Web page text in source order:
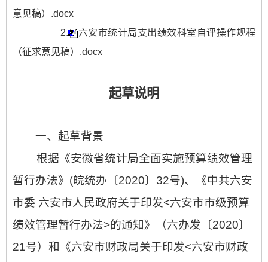
意见稿）.docx
2.
六安市统计局支出绩效科室自评操作规程
（征求意见稿）.docx
起草说明
一、起草背景
根据《安徽省统计局全面实施预算绩效管理
暂行办法》(皖统办〔2020〕32号)、《中共六安
市委 六安市人民政府关于印发<六安市市级预算
绩效管理暂行办法>的通知》（六办发〔2020〕
21号）和《六安市财政局关于印发<六安市财政